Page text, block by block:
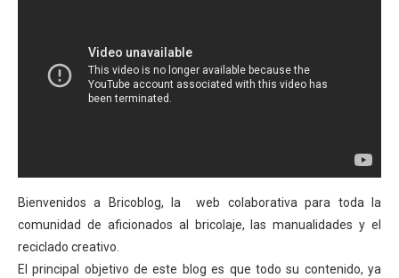
Bienvenidos a Bricoblog, la web colaborativa para toda la
comunidad de aficionados al bricolaje, las manualidades y el
reciclado creativo.
El principal objetivo de este blog es que todo su contenido, ya